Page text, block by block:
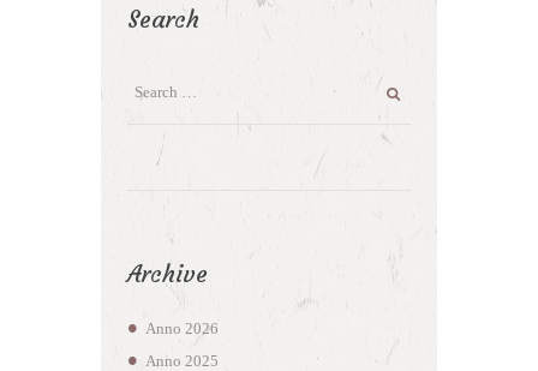
Search
Archive
Anno 2026
Anno 2025